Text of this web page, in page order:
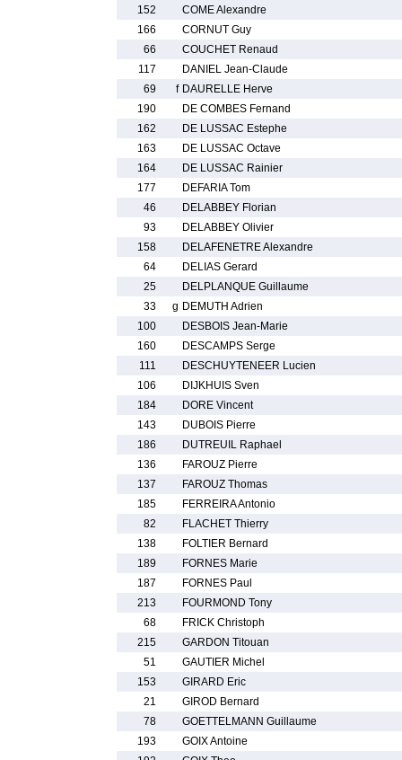
152
COME Alexandre
166
CORNUT Guy
66
COUCHET Renaud
117
DANIEL Jean-Claude
69
f DAURELLE Herve
190
DE COMBES Fernand
162
DE LUSSAC Estephe
163
DE LUSSAC Octave
164
DE LUSSAC Rainier
177
DEFARIA Tom
46
DELABBEY Florian
93
DELABBEY Olivier
158
DELAFENETRE Alexandre
64
DELIAS Gerard
25
DELPLANQUE Guillaume
33
g DEMUTH Adrien
100
DESBOIS Jean-Marie
160
DESCAMPS Serge
111
DESCHUYTENEER Lucien
106
DIJKHUIS Sven
184
DORE Vincent
143
DUBOIS Pierre
186
DUTREUIL Raphael
136
FAROUZ Pierre
137
FAROUZ Thomas
185
FERREIRA Antonio
82
FLACHET Thierry
138
FOLTIER Bernard
189
FORNES Marie
187
FORNES Paul
213
FOURMOND Tony
68
FRICK Christoph
215
GARDON Titouan
51
GAUTIER Michel
153
GIRARD Eric
21
GIROD Bernard
78
GOETTELMANN Guillaume
193
GOIX Antoine